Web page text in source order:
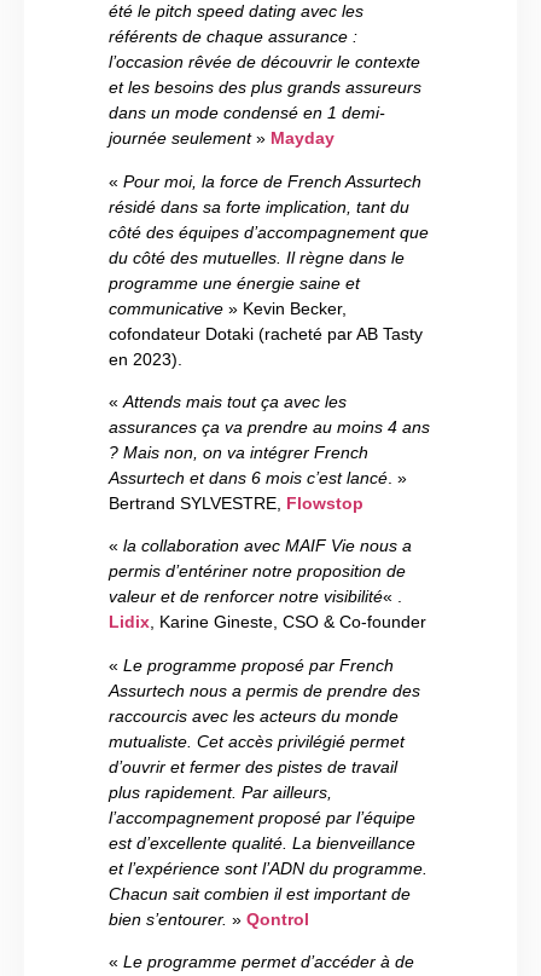
été le pitch speed dating avec les
référents de chaque assurance :
l’occasion rêvée de découvrir le contexte
et les besoins des plus grands assureurs
dans un mode condensé en 1 demi-
journée seulement» Mayday
« Pour moi, la force de French Assurtech
résidé dans sa forte implication, tant du
côté des équipes d’accompagnement que
du côté des mutuelles. Il règne dans le
programme une énergie saine et
communicative » Kevin Becker,
cofondateur Dotaki (racheté par AB Tasty
en 2023).
« Attends mais tout ça avec les
assurances ça va prendre au moins 4 ans
? Mais non, on va intégrer French
Assurtech et dans 6 mois c’est lancé . »
Bertrand SYLVESTRE, Flowstop
« la collaboration avec MAIF Vie nous a
permis d’entériner notre proposition de
valeur et de renforcer notre visibilité« .
Lidix, Karine Gineste, CSO & Co-founder
« Le programme proposé par French
Assurtech nous a permis de prendre des
raccourcis avec les acteurs du monde
mutualiste. Cet accès privilégié permet
d’ouvrir et fermer des pistes de travail
plus rapidement. Par ailleurs,
l’accompagnement proposé par l’équipe
est d’excellente qualité. La bienveillance
et l’expérience sont l’ADN du programme.
Chacun sait combien il est important de
bien s’entourer. » Qontrol
« Le programme permet d’accéder à de